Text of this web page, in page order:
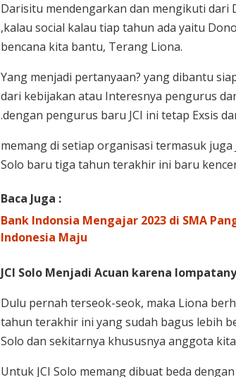
Darisitu mendengarkan dan mengikuti
,kalau social kalau tiap tahun ada yaitu
bencana kita bantu, Terang Liona.
Yang menjadi pertanyaan? yang dibantu
dari kebijakan atau Interesnya pengurus
.dengan pengurus baru JCI ini tetap Exsis
memang di setiap organisasi termasuk
Solo baru tiga tahun terakhir ini baru
Baca Juga :
Bank Indonsia Mengajar 2023 di SMA
Indonesia Maju
JCI Solo Menjadi Acuan karena
Dulu pernah terseok-seok, maka Liona
tahun terakhir ini yang sudah bagus lebih
Solo dan sekitarnya khususnya anggota
Untuk JCI Solo memang dibuat beda